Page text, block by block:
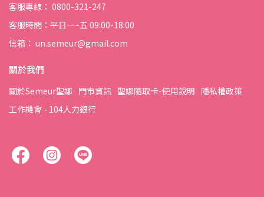
客服專線： 0800-321-247
客服時間：平日一~五 09:00-18:00
信箱： un.semeur@gmail.com
關於我們
關於Semeur聖娜 門市資訊 聖娜隨取卡-使用說明 隱私權政策
工作機會 - 104人力銀行